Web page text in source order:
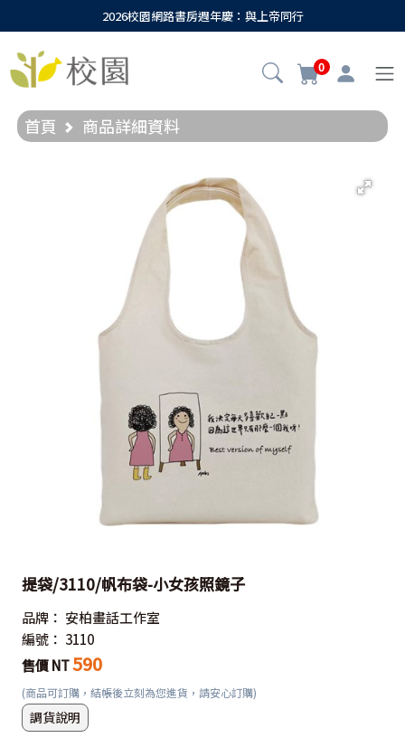
2026校園網路書房週年慶：與上帝同行
0
首頁 商品詳細資料
提袋/3110/帆布袋-小女孩照鏡子
品牌： 安柏畫話工作室
編號： 3110
售價 NT590
(商品可訂購，結帳後立刻為您進貨，請安心訂購)
調貨說明